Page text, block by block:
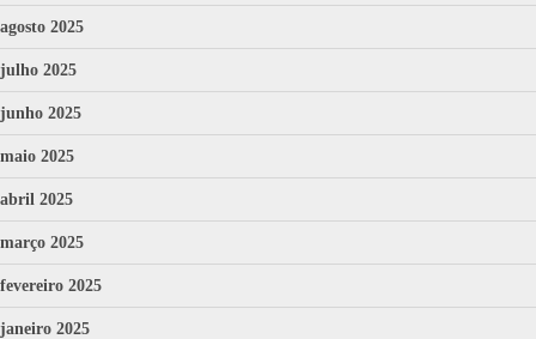
agosto 2025
julho 2025
junho 2025
maio 2025
abril 2025
março 2025
fevereiro 2025
janeiro 2025